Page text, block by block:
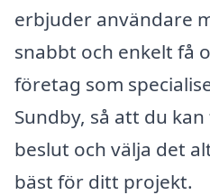
erbjuder användare
snabbt och enkelt få
företag som
Sundby, så att du
beslut och välja det
bäst för ditt projekt.